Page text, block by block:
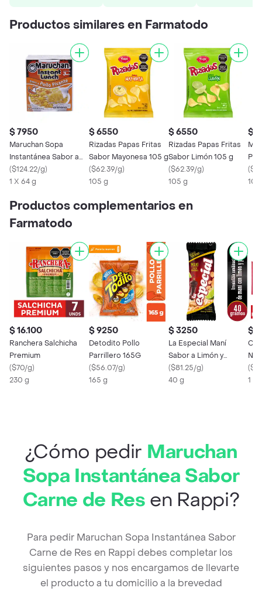
Productos similares en Farmatodo
$ 7950
Maruchan Sopa
Instantánea Sabor a
Pollo Picante
($124.22/g)
1 X 64 g
$ 6550
Rizadas Papas Fritas
Sabor Mayonesa 105 g
($62.39/g)
105 g
$ 6550
Rizadas Papas Fritas
Sabor Limón 105 g
($62.39/g)
105 g
$
(
Productos complementarios en
Farmatodo
$ 16.100
Ranchera Salchicha
Premium
($70/g)
230 g
$ 9250
Detodito Pollo
Parrillero 165G
($56.07/g)
165 g
$ 3250
La Especial Maní
Sabor a Limón y
Pimienta
($81.25/g)
40 g
$
(
1 x
¿Cómo pedir Maruchan
Sopa Instantánea Sabor
Carne de Res en Rappi?
Para pedir Maruchan Sopa Instantánea Sabor
Carne de Res en Rappi debes completar los
siguientes pasos y nos encargamos de llevarte
el producto a tu domicilio a la brevedad